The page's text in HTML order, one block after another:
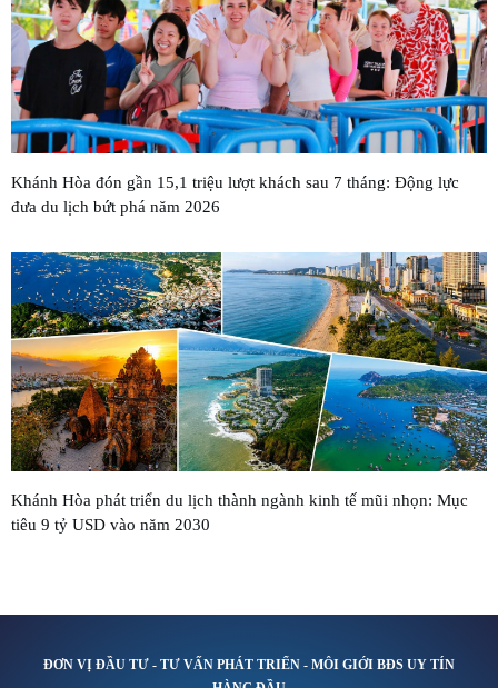
Khánh Hòa đón gần 15,1 triệu lượt khách sau 7 tháng: Động lực
đưa du lịch bứt phá năm 2026
Khánh Hòa phát triển du lịch thành ngành kinh tế mũi nhọn: Mục
tiêu 9 tỷ USD vào năm 2030
ĐƠN VỊ ĐẦU TƯ - TƯ VẤN PHÁT TRIỂN - MÔI GIỚI BĐS UY TÍN